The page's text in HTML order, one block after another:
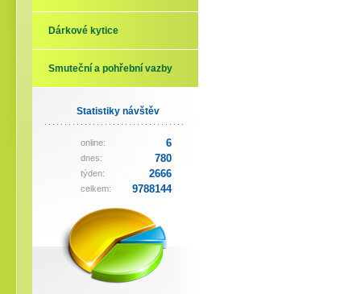
Dárkové kytice
Smuteční a pohřební vazby
Statistiky návštěv
online: 6
dnes: 780
týden: 2666
celkem: 9788144